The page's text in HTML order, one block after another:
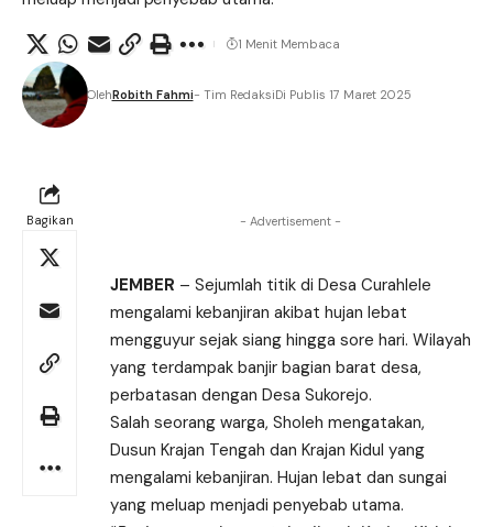
OlehRobith Fahmi- Tim RedaksiDi Publis 17 Maret 2025
1 Menit Membaca
Bagikan - Advertisement -
JEMBER – Sejumlah titik di Desa Curahlele
mengalami kebanjiran akibat hujan lebat
mengguyur sejak siang hingga sore hari. Wilayah
yang terdampak banjir bagian barat desa,
perbatasan dengan Desa Sukorejo.
Salah seorang warga, Sholeh mengatakan,
Dusun Krajan Tengah dan Krajan Kidul yang
mengalami kebanjiran. Hujan lebat dan sungai
yang meluap menjadi penyebab utama.